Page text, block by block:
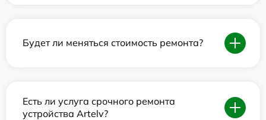
Будет ли меняться стоимость ремонта?
Есть ли услуга срочного ремонта
устройства Artelv?